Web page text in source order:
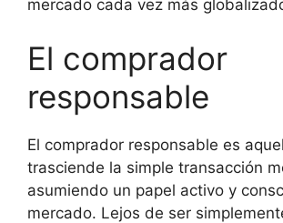
mercado cada vez más
El comprador
responsable
El comprador responsable es
trasciende la simple transacción
asumiendo un papel activo y
mercado. Lejos de ser